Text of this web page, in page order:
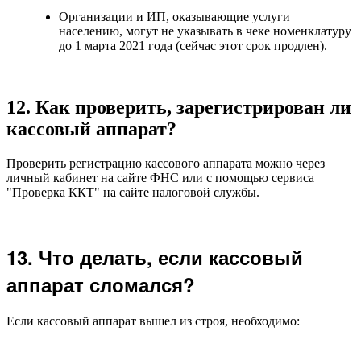
Организации и ИП, оказывающие услуги
населению, могут не указывать в чеке номенклатуру
до 1 марта 2021 года (сейчас этот срок продлен).
12. Как проверить, зарегистрирован ли
кассовый аппарат?
Проверить регистрацию кассового аппарата можно через
личный кабинет на сайте ФНС или с помощью сервиса
"Проверка ККТ" на сайте налоговой службы.
13. Что делать, если кассовый
аппарат сломался?
Если кассовый аппарат вышел из строя, необходимо: